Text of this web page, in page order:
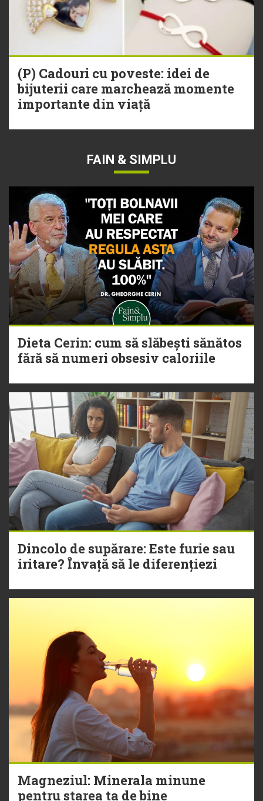
(P) Cadouri cu poveste: idei de
bijuterii care marchează momente
importante din viață
FAIN & SIMPLU
Dieta Cerin: cum să slăbești sănătos
fără să numeri obsesiv caloriile
Dincolo de supărare: Este furie sau
iritare? Învață să le diferențiezi
Magneziul: Minerala minune
pentru starea ta de bine